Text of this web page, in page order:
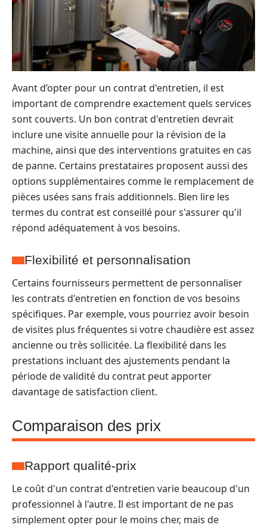
Avant d’opter pour un contrat d'entretien, il est
important de comprendre exactement quels services
sont couverts. Un bon contrat d'entretien devrait
inclure une visite annuelle pour la révision de la
machine, ainsi que des interventions gratuites en cas
de panne. Certains prestataires proposent aussi des
options supplémentaires comme le remplacement de
pièces usées sans frais additionnels. Bien lire les
termes du contrat est conseillé pour s'assurer qu'il
répond adéquatement à vos besoins.
Flexibilité et personnalisation
Certains fournisseurs permettent de personnaliser
les contrats d'entretien en fonction de vos besoins
spécifiques. Par exemple, vous pourriez avoir besoin
de visites plus fréquentes si votre chaudière est assez
ancienne ou très sollicitée. La flexibilité dans les
prestations incluant des ajustements pendant la
période de validité du contrat peut apporter
davantage de satisfaction client.
Comparaison des prix
Rapport qualité-prix
Le coût d'un contrat d'entretien varie beaucoup d'un
professionnel à l'autre. Il est important de ne pas
simplement opter pour le moins cher, mais de